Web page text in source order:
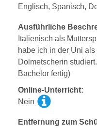
Englisch, Spanisch,
Ausführliche
Italienisch als
habe ich in der Uni
Dolmetscherin
Bachelor fertig)
Online-Unterricht:
Nein
Entfernung zum